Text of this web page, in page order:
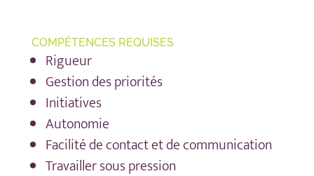
COMPÉTENCES REQUISES
Rigueur
Gestion des priorités
Initiatives
Autonomie
Facilité de contact et de communication
Travailler sous pression